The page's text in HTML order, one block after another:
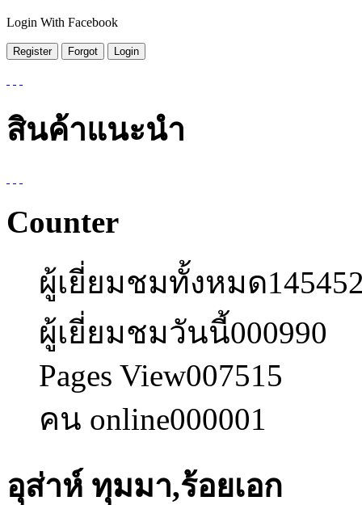
Login With Facebook
สินค้าแนะนำ
Counter
ผู้เยี่ยมชมทั้งหมด
ผู้เยี่ยมชมวันนี้000990
Pages View007515
คน online000001
อุส่าห์ ทุมมา,ร้อยเอก